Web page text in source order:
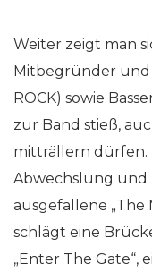
Weiter zeigt man
Mitbegründer und
ROCK) sowie
zur Band stieß,
mitträllern dürfen.
Abwechslung und
ausgefallene „The
schlägt eine
„Enter The Gate“,